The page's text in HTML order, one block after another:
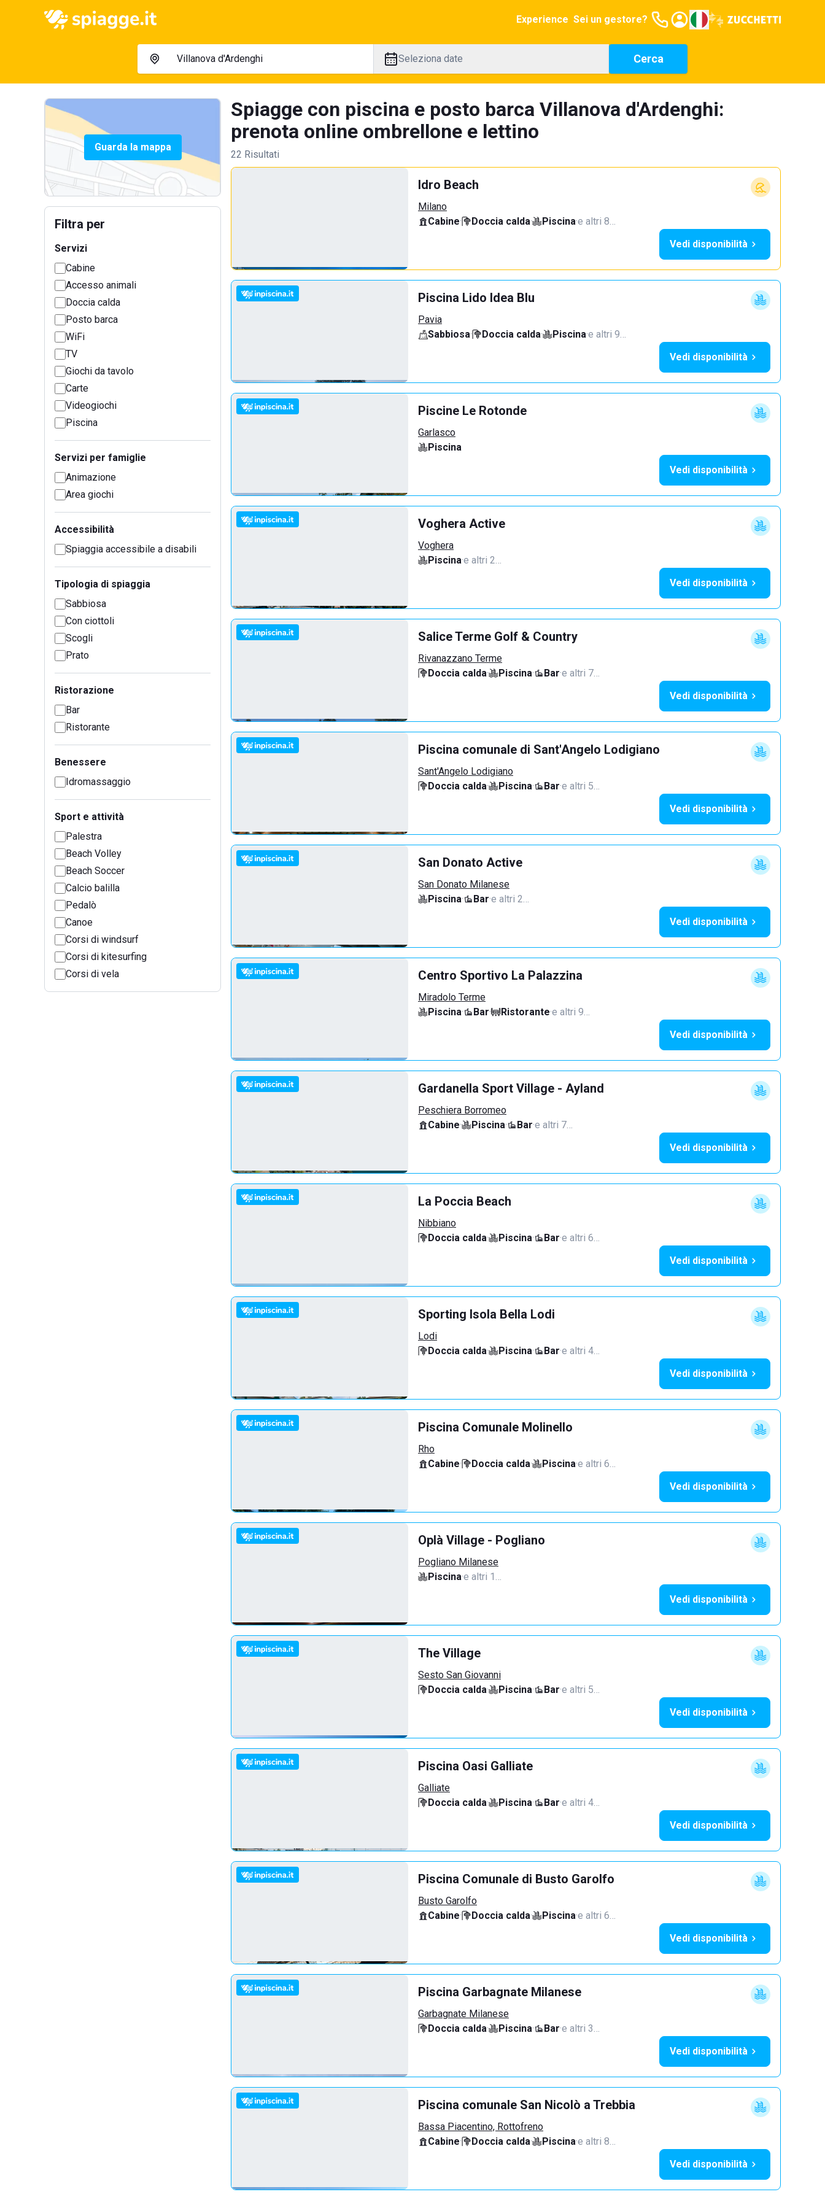
Experience Sei un gestore?
Seleziona date Cerca
Guarda la mappa
Filtra per
Servizi
Cabine
Accesso animali
Doccia calda
Posto barca
WiFi
TV
Giochi da tavolo
Carte
Videogiochi
Piscina
Servizi per famiglie
Animazione
Area giochi
Accessibilità
Spiaggia accessibile a disabili
Tipologia di spiaggia
Sabbiosa
Con ciottoli
Scogli
Prato
Ristorazione
Bar
Ristorante
Benessere
Idromassaggio
Sport e attività
Palestra
Beach Volley
Beach Soccer
Calcio balilla
Pedalò
Canoe
Corsi di windsurf
Corsi di kitesurfing
Corsi di vela
Spiagge con piscina e posto barca Villanova d'Ardenghi:
prenota online ombrellone e lettino
22 Risultati
Idro Beach
Milano
Cabine· Doccia calda· Piscina·e altri 8…
Vedi disponibilità
Piscina Lido Idea Blu
Pavia
Sabbiosa· Doccia calda· Piscina·e altri 9…
Vedi disponibilità
Piscine Le Rotonde
Garlasco
Piscina
Vedi disponibilità
Voghera Active
Voghera
Piscina·e altri 2…
Vedi disponibilità
Salice Terme Golf & Country
Rivanazzano Terme
Doccia calda· Piscina· Bar·e altri 7…
Vedi disponibilità
Piscina comunale di Sant'Angelo Lodigiano
Sant'Angelo Lodigiano
Doccia calda· Piscina· Bar·e altri 5…
Vedi disponibilità
San Donato Active
San Donato Milanese
Piscina· Bar·e altri 2…
Vedi disponibilità
Centro Sportivo La Palazzina
Miradolo Terme
Piscina· Bar· Ristorante·e altri 9…
Vedi disponibilità
Gardanella Sport Village - Ayland
Peschiera Borromeo
Cabine· Piscina· Bar·e altri 7…
Vedi disponibilità
La Poccia Beach
Nibbiano
Doccia calda· Piscina· Bar·e altri 6…
Vedi disponibilità
Sporting Isola Bella Lodi
Lodi
Doccia calda· Piscina· Bar·e altri 4…
Vedi disponibilità
Piscina Comunale Molinello
Rho
Cabine· Doccia calda· Piscina·e altri 6…
Vedi disponibilità
Oplà Village - Pogliano
Pogliano Milanese
Piscina·e altri 1…
Vedi disponibilità
The Village
Sesto San Giovanni
Doccia calda· Piscina· Bar·e altri 5…
Vedi disponibilità
Piscina Oasi Galliate
Galliate
Doccia calda· Piscina· Bar·e altri 4…
Vedi disponibilità
Piscina Comunale di Busto Garolfo
Busto Garolfo
Cabine· Doccia calda· Piscina·e altri 6…
Vedi disponibilità
Piscina Garbagnate Milanese
Garbagnate Milanese
Doccia calda· Piscina· Bar·e altri 3…
Vedi disponibilità
Piscina comunale San Nicolò a Trebbia
Bassa Piacentino, Rottofreno
Cabine· Doccia calda· Piscina·e altri 8…
Vedi disponibilità